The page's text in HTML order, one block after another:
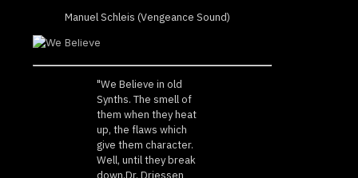
Manuel Schleis (Vengeance Sound)
"We Believe in old
Synths. The smell of
them when they heat
up, the flaws which
give them character.
Well, until they break
down.Dr. Driessen